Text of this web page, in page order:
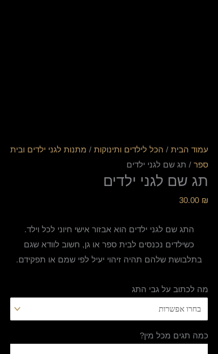
עמוד הבית / הכל לילדים ותינוקות / מתנות לגני ילדים ובית
ספר / תג שם לגני ילדים
תג שם לגני ילדים
30.00 ₪
התג שם לגני ילדים הוא אבזור אישי חיוני לכל וילד.
כשילדים נכנסים לבית ספר או גן, חשוב לוודא שגם
בתלבושת שלהם תהיה זיהוי יעיל לפי שמם או תפקידם.
מה לכתוב על גבי התג
כמה תגים מכל מין?